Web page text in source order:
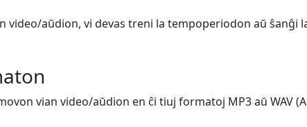
video/aŭdion, vi devas treni la tempoperiodon aŭ ŝanĝi
vian video/aŭdion en ĉi tiuj formatoj MP3 aŭ WAV